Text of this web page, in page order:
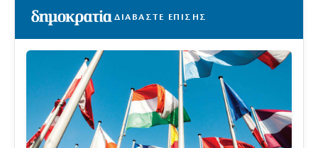
ΔΙΑΒΑΣΤΕ ΕΠΙΣΗΣ